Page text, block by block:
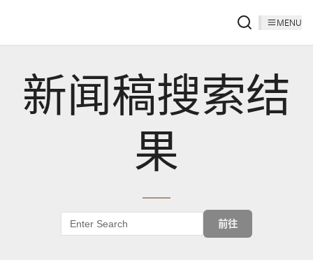
MENU
新闻稿搜索结
果
前往